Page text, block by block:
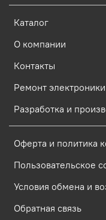
Каталог
О компании
Контакты
Ремонт электроники
Разработка и
Оферта и политика
Пользовательское
Условия обмена и
Обратная связь